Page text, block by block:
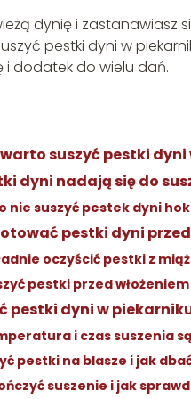
dynię i zastanawiasz
pestki dyni w
i dodatek do wielu dań.
suszyć pestki dyni
dyni nadają się do
nie suszyć pestek dyni
pestki dyni
oczyścić pestki z
pestki przed
pestki dyni w
i czas suszenia
pestki na blasze i jak
suszenie i jak